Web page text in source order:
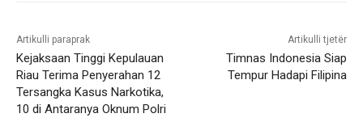
Artikulli paraprak
Kejaksaan Tinggi Kepulauan
Riau Terima Penyerahan 12
Tersangka Kasus Narkotika,
10 di Antaranya Oknum Polri
Artikulli tjetër
Timnas Indonesia Siap
Tempur Hadapi Filipina